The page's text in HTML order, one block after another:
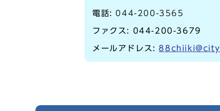
電話: 044-200-3565
ファクス: 044-200-3679
メールアドレス: